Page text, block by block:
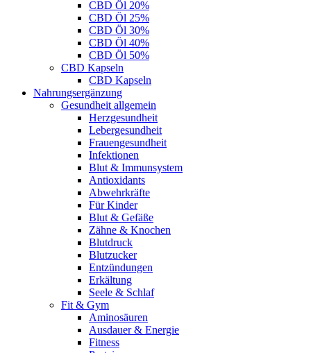
CBD Öl 20%
CBD Öl 25%
CBD Öl 30%
CBD Öl 40%
CBD Öl 50%
CBD Kapseln
CBD Kapseln
Nahrungsergänzung
Gesundheit allgemein
Herzgesundheit
Lebergesundheit
Frauengesundheit
Infektionen
Blut & Immunsystem
Antioxidants
Abwehrkräfte
Für Kinder
Blut & Gefäße
Zähne & Knochen
Blutdruck
Blutzucker
Entzündungen
Erkältung
Seele & Schlaf
Fit & Gym
Aminosäuren
Ausdauer & Energie
Fitness